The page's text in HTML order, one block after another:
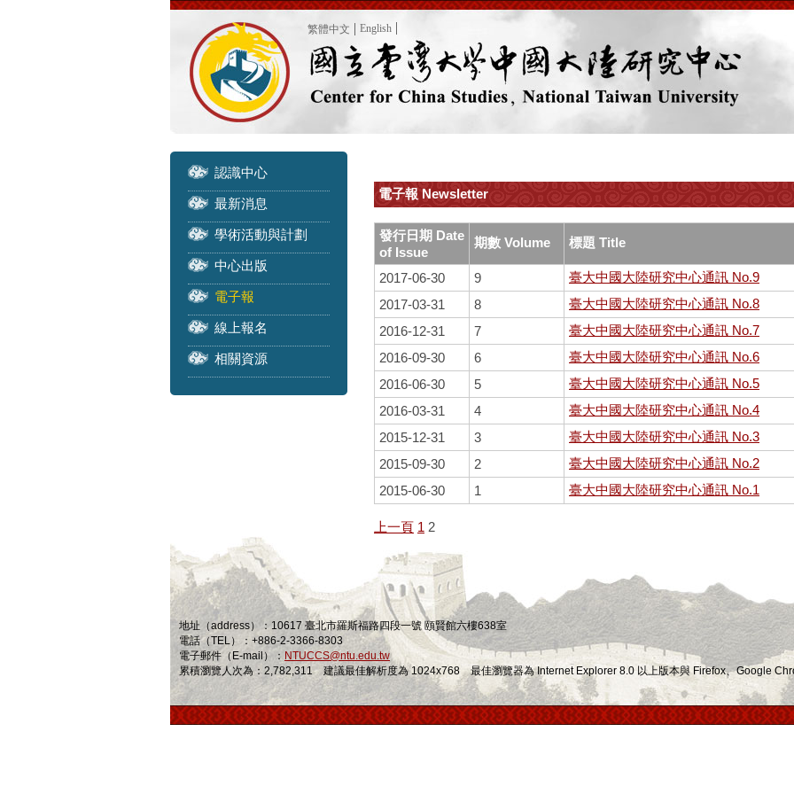
繁體中文 English
認識中心
最新消息
學術活動與計劃
中心出版
電子報
線上報名
相關資源
電子報 Newsletter
發行日期 Date
of Issue
期數 Volume 標題 Title
2017-06-30 9
臺大中國大陸研究中心通訊 No.9
2017-03-31
8
臺大中國大陸研究中心通訊 No.8
2016-12-31
7
臺大中國大陸研究中心通訊 No.7
2016-09-30
6
臺大中國大陸研究中心通訊 No.6
2016-06-30
5
臺大中國大陸研究中心通訊 No.5
2016-03-31
4
臺大中國大陸研究中心通訊 No.4
2015-12-31
3
臺大中國大陸研究中心通訊 No.3
2015-09-30
2
臺大中國大陸研究中心通訊 No.2
2015-06-30
1 臺大中國大陸研究中心通訊 No.1
上一頁 1 2
地址（address）：10617 臺北市羅斯福路四段一號 頤賢館六樓638室
電話（TEL）：+886-2-3366-8303
電子郵件（E-mail）： NTUCCS@ntu.edu.tw
累積瀏覽人次為：2,782,311 建議最佳解析度為 1024x768 最佳瀏覽器為 Internet Explorer 8.0 以上版本與 Firefox、Google